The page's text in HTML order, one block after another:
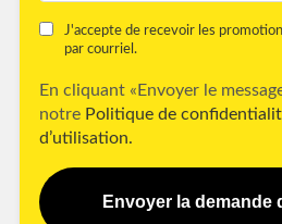
J'accepte de recevoir les
par courriel.
En cliquant «Envoyer le
notre Politique de
d’utilisation.
Envoyer la demande